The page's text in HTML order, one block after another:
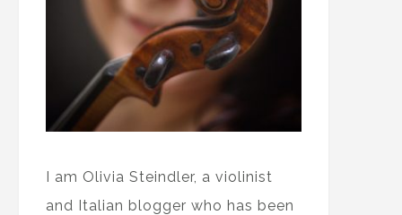
I am Olivia Steindler, a violinist
and Italian blogger who has been